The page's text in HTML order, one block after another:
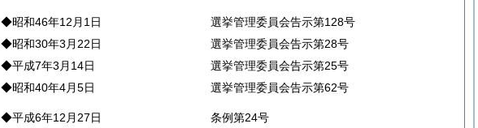
◆昭和46年12月1日
選挙管理委員会告示第128号
◆昭和30年3月22日
選挙管理委員会告示第28号
◆平成7年3月14日
選挙管理委員会告示第25号
◆昭和40年4月5日
選挙管理委員会告示第62号
◆平成6年12月27日 条例第24号